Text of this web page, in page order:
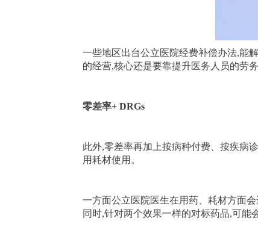
一些地区出台公立医院经费补偿办法,能
的经营,核心还是要靠提升医务人员的劳
零差率+ DRGs
此外,零差率再加上按病种付费、按疾病
用耗材使用。
一方面公立医院医生在用药、耗材方面
同时,针对两个效果一样的对标药品,可能